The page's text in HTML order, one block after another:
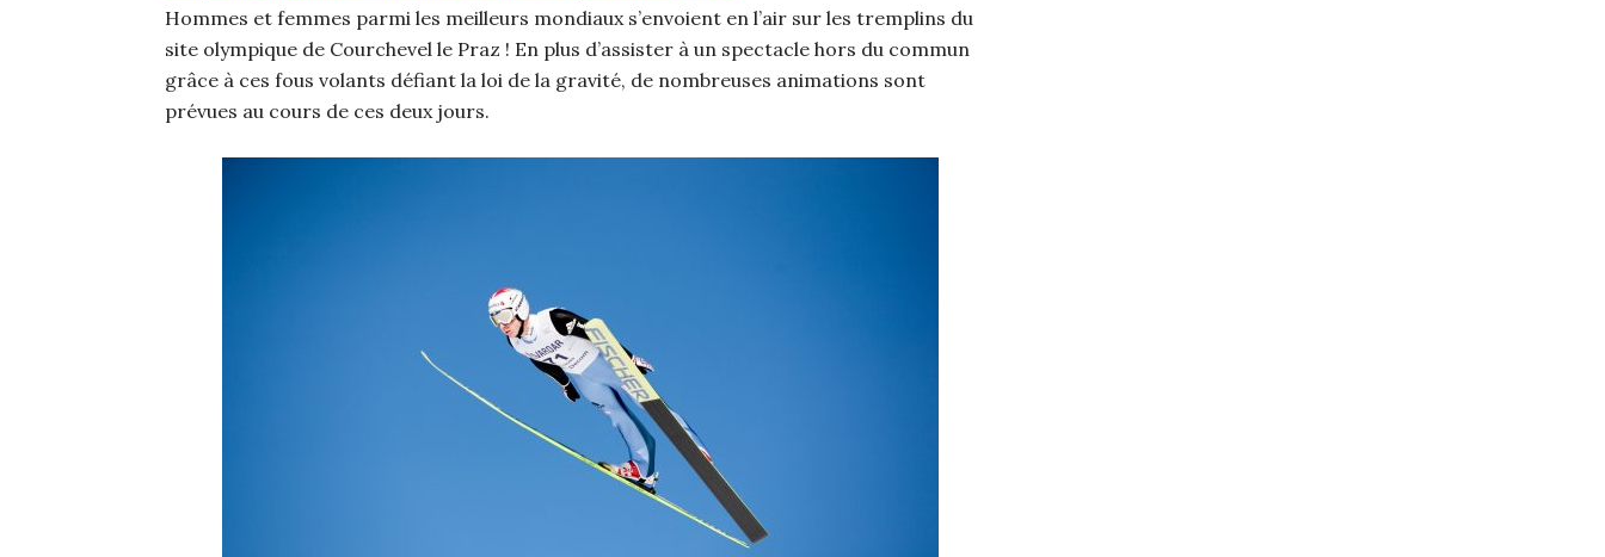
Hommes et femmes parmi les meilleurs mondiaux s’envoient en l’air sur les tremplins du
site olympique de Courchevel le Praz ! En plus d’assister à un spectacle hors du commun
grâce à ces fous volants défiant la loi de la gravité, de nombreuses animations sont
prévues au cours de ces deux jours.